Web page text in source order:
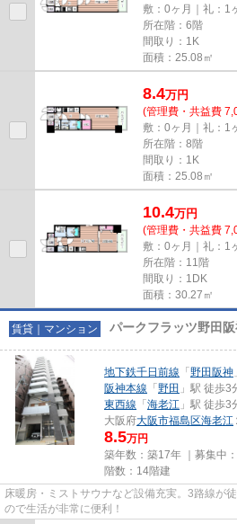
敷：0ヶ月｜礼：1
所在階：6階
間取り：1K
面積：25.08㎡
8.4万円
(管理費・共益費
敷：0ヶ月｜礼：1
所在階：8階
間取り：1K
面積：25.08㎡
10.4万円
(管理費・共益費
敷：0ヶ月｜礼：1
所在階：11階
間取り：1DK
面積：30.27㎡
賃貸｜マンション パークフラッツ野田
地下鉄千日前線 「 野田阪神
阪神本線 「 野田 」駅 徒歩3
東西線 「 海老江 」駅 徒歩3
大阪府大阪市福島区海老江
8.5万円
築年数：築17年 ｜募集中：
階数：14階建
床暖房・ミストサウナなど設備充実。3路線が
ので生活が非常に便利！